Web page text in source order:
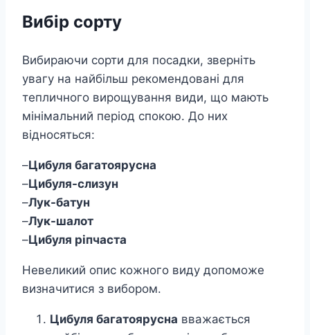
Вибір сорту
Вибираючи сорти для посадки, зверніть
увагу на найбільш рекомендовані для
тепличного вирощування види, що мають
мінімальний період спокою. До них
відносяться:
–Цибуля багатоярусна
–Цибуля-слизун
–Лук-батун
–Лук-шалот
–Цибуля ріпчаста
Невеликий опис кожного виду допоможе
визначитися з вибором.
Цибуля багатоярусна вважається